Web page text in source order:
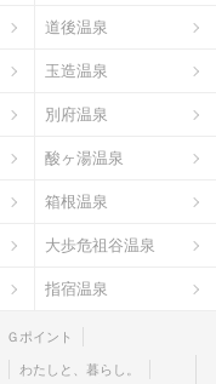
道後温泉
玉造温泉
別府温泉
酸ヶ湯温泉
箱根温泉
大歩危祖谷温泉
指宿温泉
Ｇポイント
わたしと、暮らし。